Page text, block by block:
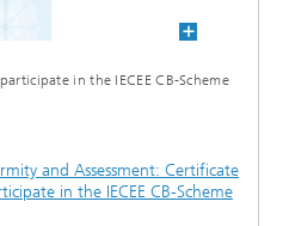
in the IECEE CB-Scheme
and Assessment: Certificate
in the IECEE CB-Scheme